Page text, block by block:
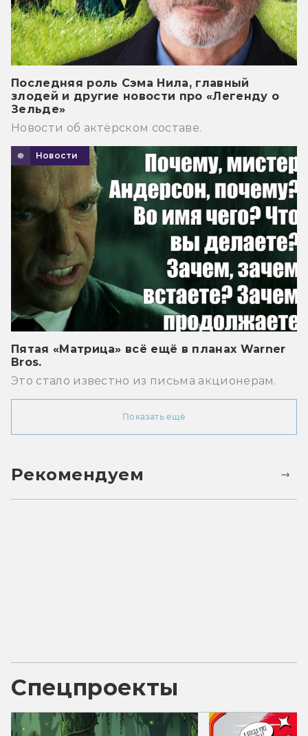
Последняя роль Сэма Нила, главный
злодей и другие новости про «Легенду о
Зельде»
Новости об актёрском составе.
Новости
Пятая «Матрица» всё ещё в планах Warner
Bros.
Это стало известно из письма акционерам.
Показать ещё
Рекомендуем
Спецпроекты